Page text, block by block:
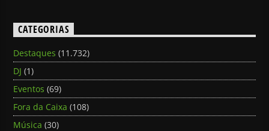
CATEGORIAS
Destaques (11.732)
DJ (1)
Eventos (69)
Fora da Caixa (108)
Música (30)